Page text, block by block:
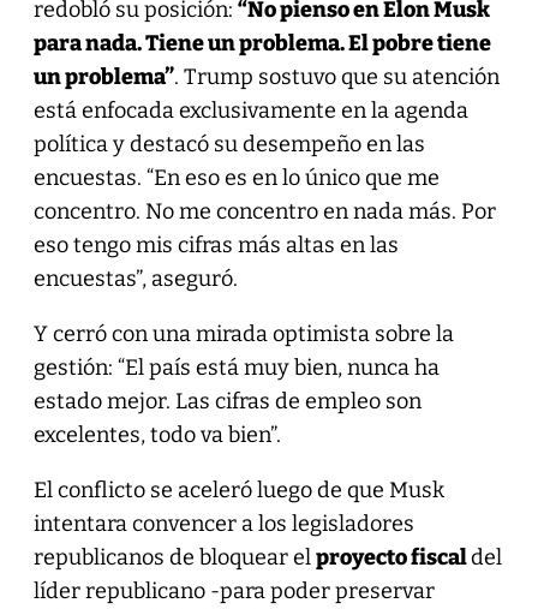
redobló su posición: “No pienso en Elon Musk
para nada. Tiene un problema. El pobre tiene
un problema”. Trump sostuvo que su atención
está enfocada exclusivamente en la agenda
política y destacó su desempeño en las
encuestas. “En eso es en lo único que me
concentro. No me concentro en nada más. Por
eso tengo mis cifras más altas en las
encuestas”, aseguró.
Y cerró con una mirada optimista sobre la
gestión: “El país está muy bien, nunca ha
estado mejor. Las cifras de empleo son
excelentes, todo va bien”.
El conflicto se aceleró luego de que Musk
intentara convencer a los legisladores
republicanos de bloquear elproyecto fiscaldel
líder republicano -para poder preservar